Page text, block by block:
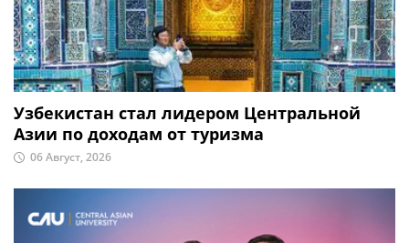
Узбекистан стал лидером Центральной
Азии по доходам от туризма
06 Август, 2026